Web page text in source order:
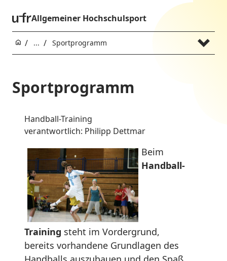
Allgemeiner Hochschulsport
... Sportprogramm
Sportprogramm
Handball-Training
verantwortlich: Philipp Dettmar
Beim
Handball-
Training steht im Vordergrund,
bereits vorhandene Grundlagen des